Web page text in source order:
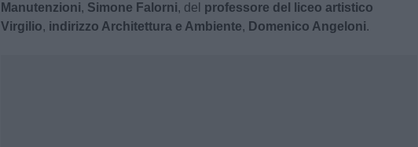
Manutenzioni, Simone Falorni, del professore del liceo artistico
Virgilio, indirizzo Architettura e Ambiente, Domenico Angeloni.